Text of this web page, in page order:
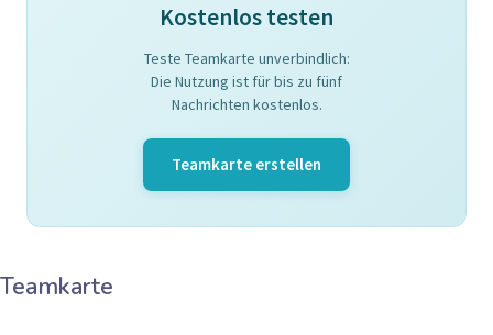
Kostenlos testen
Teste Teamkarte unverbindlich:
Die Nutzung ist für bis zu fünf
Nachrichten kostenlos.
Teamkarte erstellen
Teamkarte